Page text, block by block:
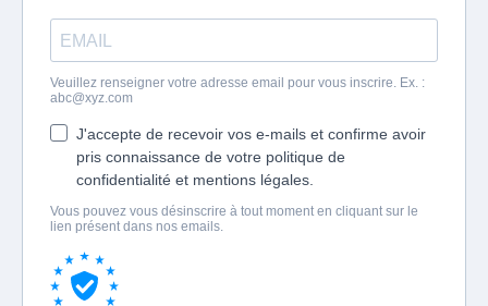
Veuillez renseigner votre adresse email pour vous inscrire. Ex. :
abc@xyz.com
J'accepte de recevoir vos e-mails et confirme avoir
pris connaissance de votre politique de
confidentialité et mentions légales.
Vous pouvez vous désinscrire à tout moment en cliquant sur le
lien présent dans nos emails.